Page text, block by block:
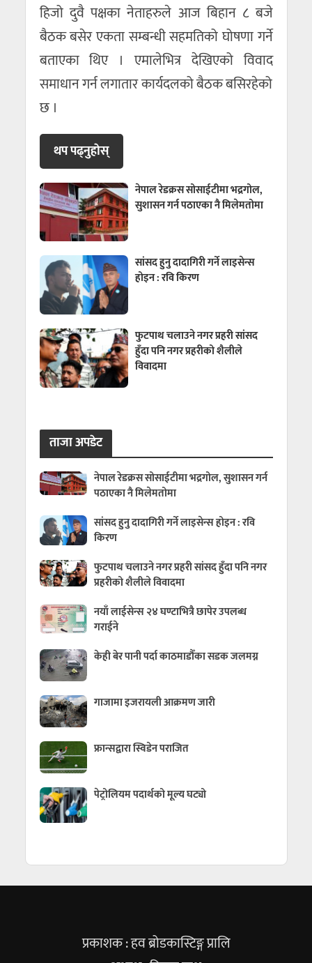
हिजो दुवै पक्षका नेताहरुले आज बिहान ८ बजे
बैठक बसेर एकता सम्बन्धी सहमतिको घोषणा गर्ने
बताएका थिए । एमालेभित्र देखिएको विवाद
समाधान गर्न लगातार कार्यदलको बैठक बसिरहेको
छ ।
थप पढ्नुहाेस्
नेपाल रेडक्रस सोसाईटीमा भद्रगोल,
सुशासन गर्न पठाएका नै मिलेमतोमा
सांसद हुनु दादागिरी गर्ने लाइसेन्स
होइन : रवि किरण
फुटपाथ चलाउने नगर प्रहरी सांसद
हुँदा पनि नगर प्रहरीको शैलीले
विवादमा
ताजा अपडेट
नेपाल रेडक्रस सोसाईटीमा भद्रगोल, सुशासन गर्न
पठाएका नै मिलेमतोमा
सांसद हुनु दादागिरी गर्ने लाइसेन्स होइन : रवि
किरण
फुटपाथ चलाउने नगर प्रहरी सांसद हुँदा पनि नगर
प्रहरीको शैलीले विवादमा
नयाँ लाईसेन्स २४ घण्टाभित्रै छापेर उपलब्ध
गराईने
केही बेर पानी पर्दा काठमाडौँका सडक जलमग्न
गाजामा इजरायली आक्रमण जारी
फ्रान्सद्वारा स्विडेन पराजित
पेट्रोलियम पदार्थको मूल्य घट्यो
प्रकाशक : हव ब्रोडकास्टिङ्ग प्रालि